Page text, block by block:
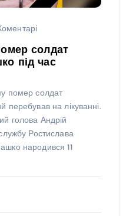
солдат
під час
помер солдат
перебував на лікуванні.
голова Андрій
Ростислава
народився 11